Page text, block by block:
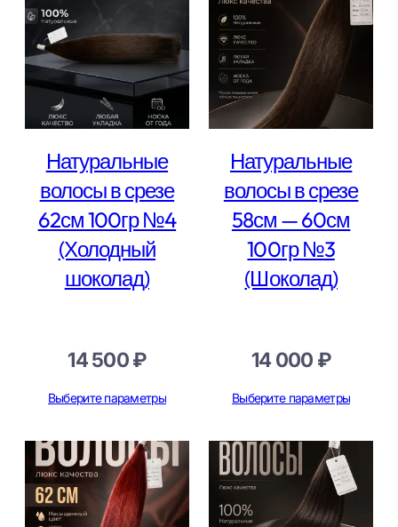
Натуральные
волосы в срезе
62см 100гр №4
(Холодный
шоколад)
14 500₽
Выберите параметры
Натуральные
волосы в срезе
58см — 60см
100гр №3
(Шоколад)
14 000 ₽
Выберите параметры